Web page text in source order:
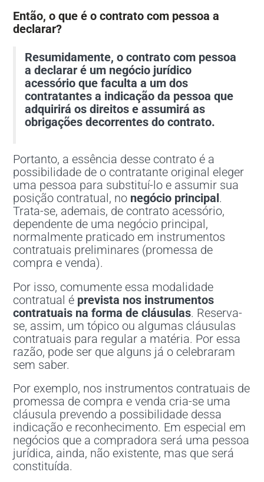
Então, o que é o contrato com pessoa a
declarar?
Resumidamente, o contrato com pessoa
a declarar é um negócio jurídico
acessório que faculta a um dos
contratantes a indicação da pessoa que
adquirirá os direitos e assumirá as
obrigações decorrentes do contrato.
Portanto, a essência desse contrato é a
possibilidade de o contratante original eleger
uma pessoa para substituí-lo e assumir sua
posição contratual, no negócio principal.
Trata-se, ademais, de contrato acessório,
dependente de uma negócio principal,
normalmente praticado em instrumentos
contratuais preliminares (promessa de
compra e venda).
Por isso, comumente essa modalidade
contratual é prevista nos instrumentos
contratuais na forma de cláusulas. Reserva-
se, assim, um tópico ou algumas cláusulas
contratuais para regular a matéria. Por essa
razão, pode ser que alguns já o celebraram
sem saber.
Por exemplo, nos instrumentos contratuais de
promessa de compra e venda cria-se uma
cláusula prevendo a possibilidade dessa
indicação e reconhecimento. Em especial em
negócios que a compradora será uma pessoa
jurídica, ainda, não existente, mas que será
constituída.